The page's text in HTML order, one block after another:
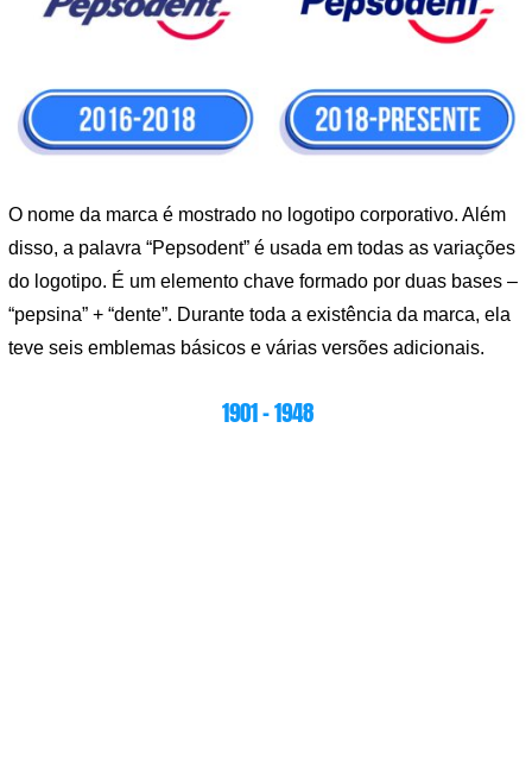
O nome da marca é mostrado no logotipo corporativo. Além
disso, a palavra “Pepsodent” é usada em todas as variações
do logotipo. É um elemento chave formado por duas bases –
“pepsina” + “dente”. Durante toda a existência da marca, ela
teve seis emblemas básicos e várias versões adicionais.
1901 – 1948